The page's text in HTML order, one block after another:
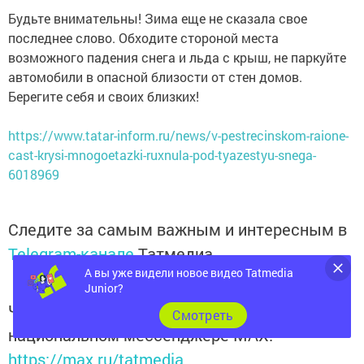
Будьте внимательны! Зима еще не сказала свое
последнее слово. Обходите стороной места
возможного падения снега и льда с крыш, не паркуйте
автомобили в опасной близости от стен домов.
Берегите себя и своих близких!
https://www.tatar-inform.ru/news/v-pestrecinskom-raione-
cast-krysi-mnogoetazki-ruxnula-pod-tyazestyu-snega-
6018969
Следите за самым важным и интересным в
Telegram-каналеТатмедиа
Читайте новости Татарстана в
национальном мессенджере MАХ:
https://max.ru/tatmedia
А вы уже видели новое видео Tatmedia
Junior?
Cмотреть